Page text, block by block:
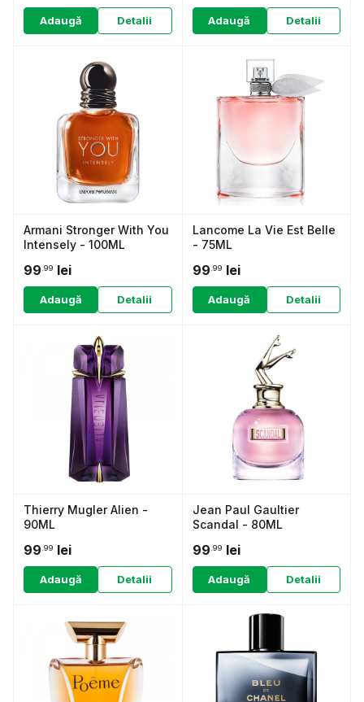
Adaugă Detalii Adaugă Detalii
Armani Stronger With You
Intensely - 100ML
99 .99 lei
Adaugă Detalii
Lancome La Vie Est Belle
- 75ML
99 .99 lei
Adaugă Detalii
Thierry Mugler Alien -
90ML
99 .99 lei
Adaugă Detalii
Jean Paul Gaultier
Scandal - 80ML
99 .99 lei
Adaugă Detalii